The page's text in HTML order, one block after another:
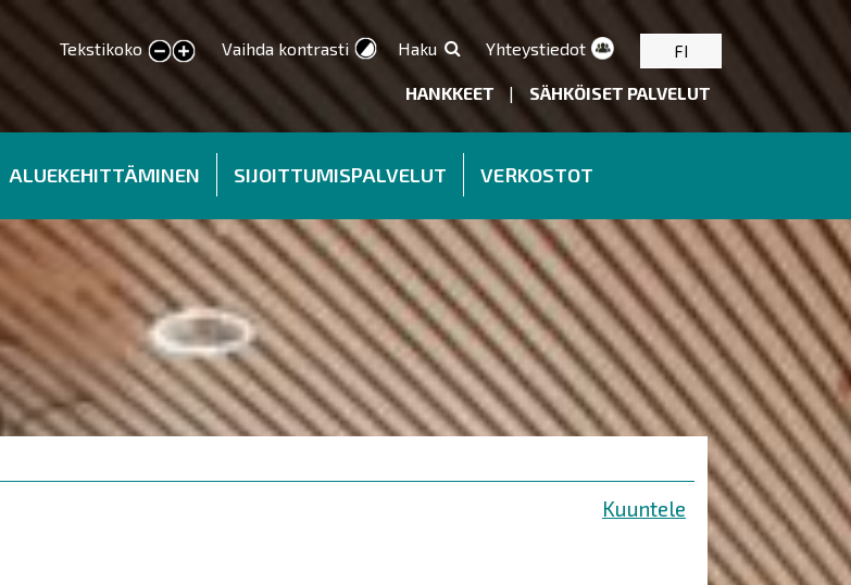
Tekstikoko
smaller text
larger text Vaihda kontrasti Haku Yhteystiedot FI
HANKKEET | SÄHKÖISET PALVELUT
ALUEKEHITTÄMINEN SIJOITTUMISPALVELUT VERKOSTOT
Kuuntele